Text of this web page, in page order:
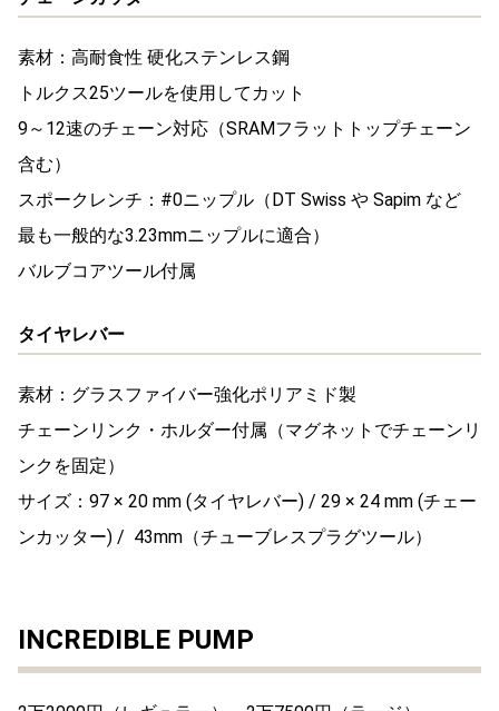
素材：高耐食性 硬化ステンレス鋼
トルクス25ツールを使用してカット
9～12速のチェーン対応（SRAMフラットトップチェーン
含む）
スポークレンチ：#0ニップル（DT Swiss や Sapim など
最も一般的な3.23mmニップルに適合）
バルブコアツール付属
タイヤレバー
素材：グラスファイバー強化ポリアミド製
チェーンリンク・ホルダー付属（マグネットでチェーンリ
ンクを固定）
サイズ：97 × 20 mm (タイヤレバー) / 29 × 24 mm (チェー
ンカッター) / 43mm（チューブレスプラグツール）
INCREDIBLE PUMP